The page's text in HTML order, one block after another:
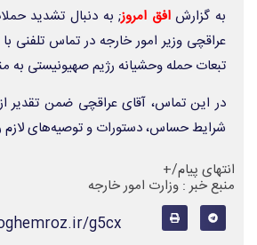
به گزارشافق امروز; به دنبال تشدید
عراقچی وزیر امور خارجه در تماس تلفنی
تبعات حمله وحشیانه رژیم صهیونیستی به
در این تماس، آقای عراقچی ضمن تقدیر
شرایط حساس، دستورات و توصیه‌های لازم
انتهای پیام/+
منبع خبر : وزارت امور خارجه
g5cx